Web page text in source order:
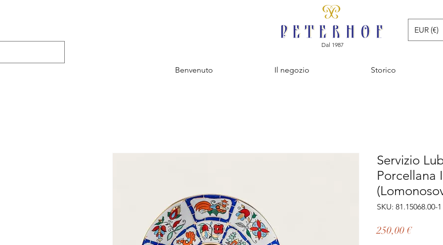
EUR (€)
Dal 1987
Benvenuto Il negozio Storico
Servizio
Porcellana
SKU: 81.15068.00-1
250,00 €Prezzo